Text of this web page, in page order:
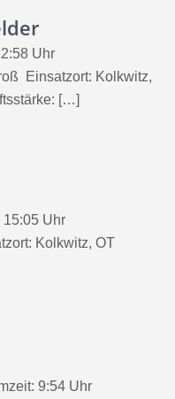
Uhr
Einsatzort: Kolkwitz,
[…]
15:05 Uhr
Kolkwitz, OT
9:54 Uhr